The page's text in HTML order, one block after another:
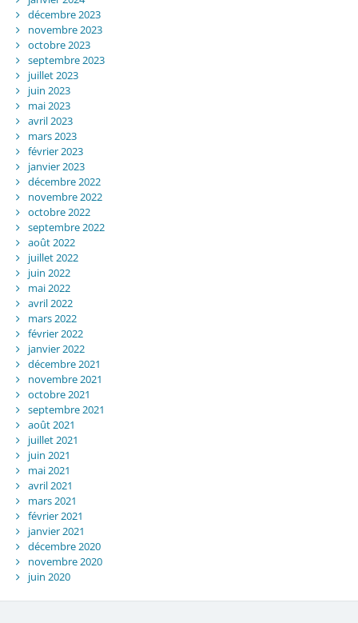
décembre 2023
novembre 2023
octobre 2023
septembre 2023
juillet 2023
juin 2023
mai 2023
avril 2023
mars 2023
février 2023
janvier 2023
décembre 2022
novembre 2022
octobre 2022
septembre 2022
août 2022
juillet 2022
juin 2022
mai 2022
avril 2022
mars 2022
février 2022
janvier 2022
décembre 2021
novembre 2021
octobre 2021
septembre 2021
août 2021
juillet 2021
juin 2021
mai 2021
avril 2021
mars 2021
février 2021
janvier 2021
décembre 2020
novembre 2020
juin 2020